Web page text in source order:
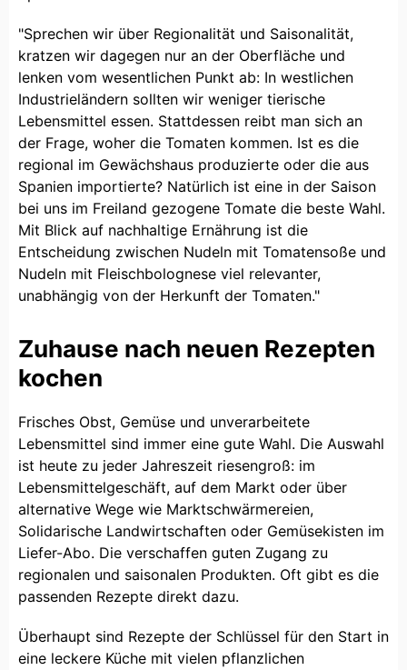
"Sprechen wir über Regionalität und Saisonalität,
kratzen wir dagegen nur an der Oberfläche und
lenken vom wesentlichen Punkt ab: In westlichen
Industrieländern sollten wir weniger tierische
Lebensmittel essen. Stattdessen reibt man sich an
der Frage, woher die Tomaten kommen. Ist es die
regional im Gewächshaus produzierte oder die aus
Spanien importierte? Natürlich ist eine in der Saison
bei uns im Freiland gezogene Tomate die beste Wahl.
Mit Blick auf nachhaltige Ernährung ist die
Entscheidung zwischen Nudeln mit Tomatensoße und
Nudeln mit Fleischbolognese viel relevanter,
unabhängig von der Herkunft der Tomaten."
Zuhause nach neuen Rezepten
kochen
Frisches Obst, Gemüse und unverarbeitete
Lebensmittel sind immer eine gute Wahl. Die Auswahl
ist heute zu jeder Jahreszeit riesengroß: im
Lebensmittelgeschäft, auf dem Markt oder über
alternative Wege wie Marktschwärmereien,
Solidarische Landwirtschaften oder Gemüsekisten im
Liefer-Abo. Die verschaffen guten Zugang zu
regionalen und saisonalen Produkten. Oft gibt es die
passenden Rezepte direkt dazu.
Überhaupt sind Rezepte der Schlüssel für den Start in
eine leckere Küche mit vielen pflanzlichen